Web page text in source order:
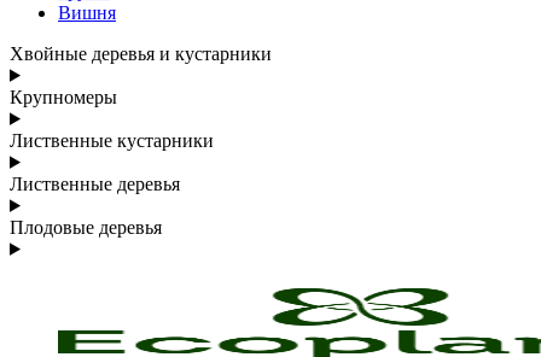
Вишня
Хвойные деревья и кустарники
Крупномеры
Лиственные кустарники
Лиственные деревья
Плодовые деревья